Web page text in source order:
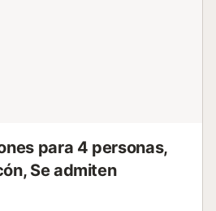
para 4 personas,
Se admiten